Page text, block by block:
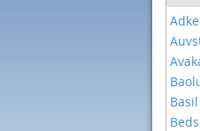
Adke
Basil